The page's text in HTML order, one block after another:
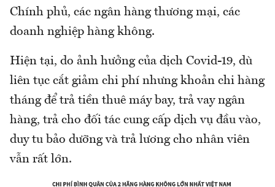
Chính phủ, các ngân hàng thương mại, các
doanh nghiệp hàng không.
Hiện tại, do ảnh hưởng của dịch Covid-19, dù
liên tục cắt giảm chi phí nhưng khoản chi hàng
tháng để trả tiền thuê máy bay, trả vay ngân
hàng, trả cho đối tác cung cấp dịch vụ đầu vào,
duy tu bảo dưỡng và trả lương cho nhân viên
vẫn rất lớn.